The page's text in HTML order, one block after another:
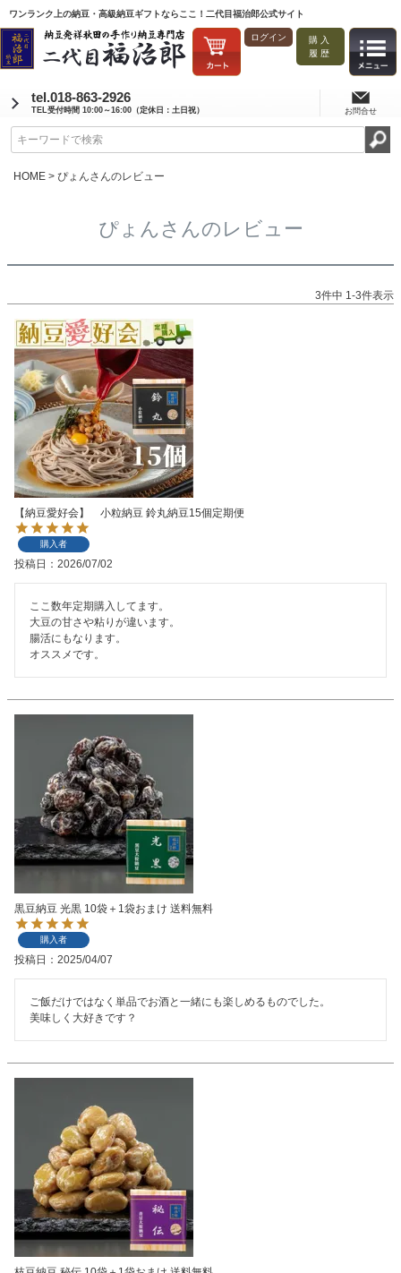
ワンランク上の納豆・高級納豆ギフトならここ！二代目福治郎公式サイト
ログイン
購入
履歴
tel.018-863-2926
TEL受付時間 10:00～16:00（定休日：土日祝） お問合せ
HOME ぴょんさんのレビュー
ぴょんさんのレビュー
3件中 1-3件表示
【納豆愛好会】 小粒納豆 鈴丸納豆15個定期便
購入者
投稿日 2026/07/02
ここ数年定期購入してます。
大豆の甘さや粘りが違います。
腸活にもなります。
オススメです。
黒豆納豆 光黒 10袋＋1袋おまけ 送料無料
購入者
投稿日 2025/04/07
ご飯だけではなく単品でお酒と一緒にも楽しめるものでした。
美味しく大好きです？